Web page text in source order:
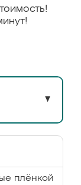
▼
плёнкой